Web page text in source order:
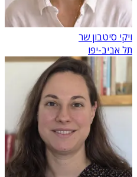
ויקי סיטבון שר
תל אביב-יפו